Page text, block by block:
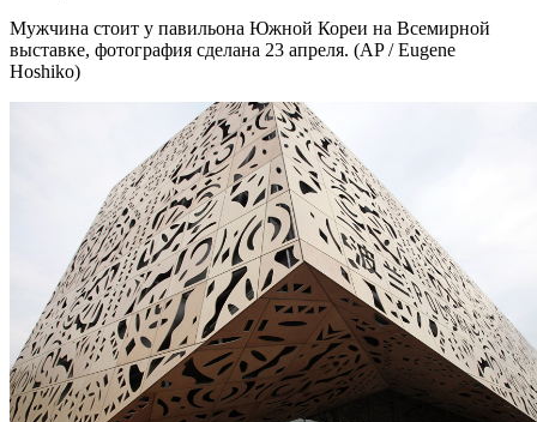
Мужчина стоит у павильона Южной Кореи на Всемирной
выставке, фотография сделана 23 апреля. (AP / Eugene
Hoshiko)